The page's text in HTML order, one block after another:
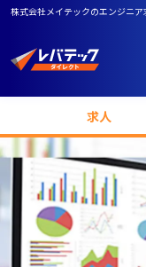
株式会社メイテックのエンジニ
求人